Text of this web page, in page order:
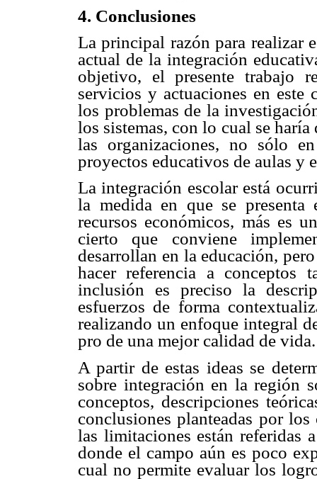
4. Conclusiones
La principal razón para realizar
actual de la integración
objetivo, el presente trabajo
servicios y actuaciones en este
los problemas de la
los sistemas, con lo cual se
las organizaciones, no sólo
proyectos educativos de aulas y
La integración escolar está
la medida en que se presenta
recursos económicos, más es
cierto que conviene
desarrollan en la educación,
hacer referencia a conceptos
inclusión es preciso la
esfuerzos de forma
realizando un enfoque integral
pro de una mejor calidad de vida.
A partir de estas ideas se
sobre integración en la región
conceptos, descripciones
conclusiones planteadas por
las limitaciones están referidas
donde el campo aún es poco
cual no permite evaluar los